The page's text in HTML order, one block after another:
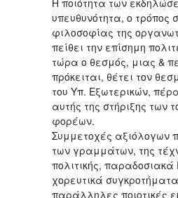
Η ποιότητα των
υπευθυνότητα, ο τρόπος
φιλοσοφίας της
πείθει την επίσημη
τώρα ο θεσμός, μιας &
πρόκειται, θέτει τον
του Υπ. Εξωτερικών,
αυτής της στήριξης των
φορέων.
Συμμετοχές αξιόλογων
των γραμμάτων, της
πολιτικής,
χορευτικά
παράλληλες ποιοτικές